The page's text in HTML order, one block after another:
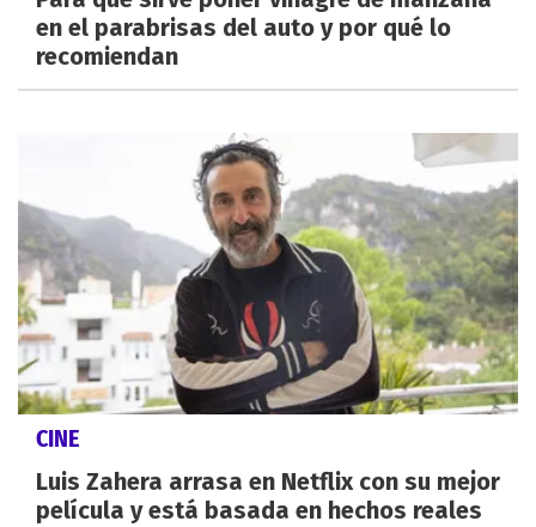
en el parabrisas del auto y por qué lo
recomiendan
CINE
Luis Zahera arrasa en Netflix con su mejor
película y está basada en hechos reales